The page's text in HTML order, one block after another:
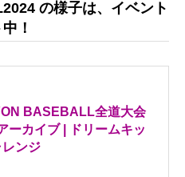
の様子は、イベント
！
BASEBALL全道大会
ーカイブ | ドリームキッ
レンジ